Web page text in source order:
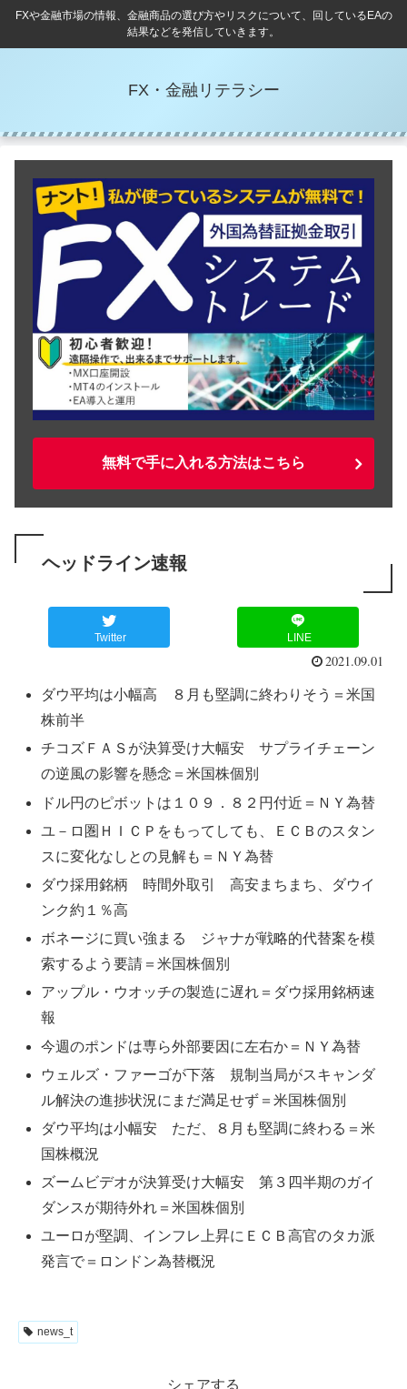
FXや金融市場の情報、金融商品の選び方やリスクについて、回しているEAの
結果などを発信していきます。
FX・金融リテラシー
無料で手に入れる方法はこちら
ヘッドライン速報
Twitter LINE
2021.09.01
ダウ平均は小幅高 ８月も堅調に終わりそう＝米国
株前半
チコズＦＡＳが決算受け大幅安 サプライチェーン
の逆風の影響を懸念＝米国株個別
ドル円のピボットは１０９．８２円付近＝ＮＹ為替
ユ－ロ圏ＨＩＣＰをもってしても、ＥＣＢのスタン
スに変化なしとの見解も＝ＮＹ為替
ダウ採用銘柄 時間外取引 高安まちまち、ダウイ
ンク約１％高
ボネージに買い強まる ジャナが戦略的代替案を模
索するよう要請＝米国株個別
アップル・ウオッチの製造に遅れ＝ダウ採用銘柄速
報
今週のポンドは専ら外部要因に左右か＝ＮＹ為替
ウェルズ・ファーゴが下落 規制当局がスキャンダ
ル解決の進捗状況にまだ満足せず＝米国株個別
ダウ平均は小幅安 ただ、８月も堅調に終わる＝米
国株概況
ズームビデオが決算受け大幅安 第３四半期のガイ
ダンスが期待外れ＝米国株個別
ユーロが堅調、インフレ上昇にＥＣＢ高官のタカ派
発言で＝ロンドン為替概況
news_t
シェアする